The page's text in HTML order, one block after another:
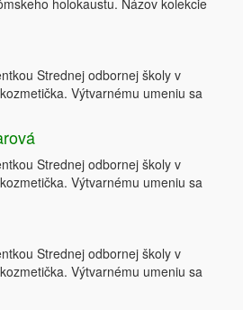
holokaustu. Názov kolekcie
Strednej odbornej školy v
Výtvarnému umeniu sa
Strednej odbornej školy v
Výtvarnému umeniu sa
Strednej odbornej školy v
Výtvarnému umeniu sa